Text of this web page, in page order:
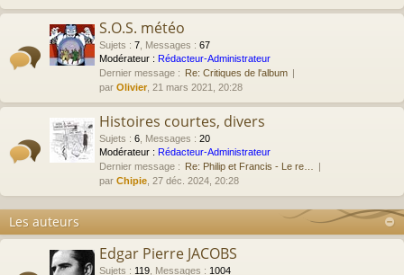
S.O.S. météo
Sujets : 7 Messages : 67
Modérateur : Rédacteur-Administrateur
Dernier message : Re: Critiques de l'album
par Olivier , 21 mars 2021, 20:28
Histoires courtes, divers
Sujets : 6 Messages : 20
Modérateur : Rédacteur-Administrateur
Dernier message : Re: Philip et Francis - Le re…
par Chipie , 27 déc. 2024, 20:28
Les auteurs
Edgar Pierre JACOBS
Sujets : 119 Messages : 1004